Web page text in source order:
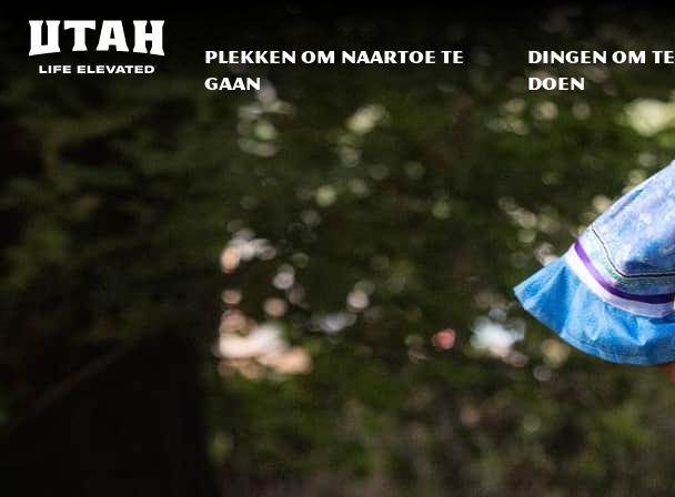
Skip to content
Plekken om naartoe te
gaan
Dingen om te
doen